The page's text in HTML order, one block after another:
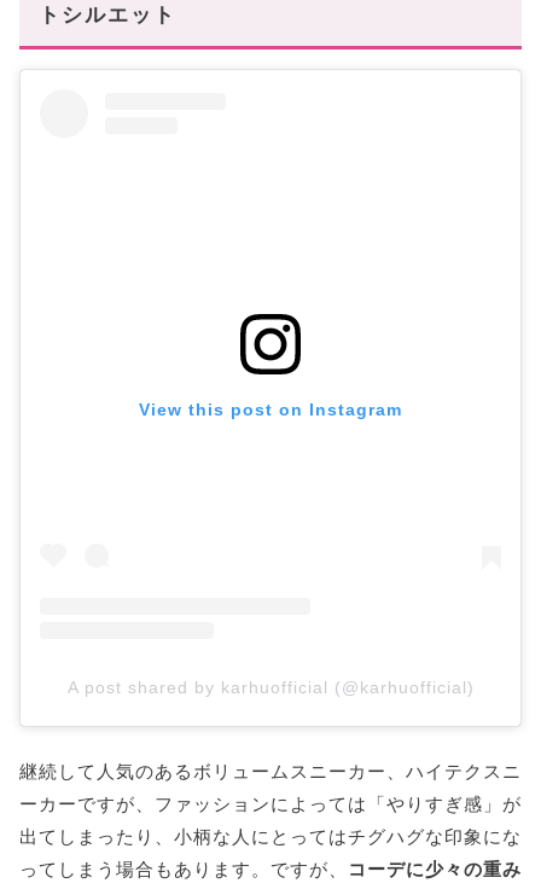
トシルエット
View this post on Instagram
A post shared by karhuofficial (@karhuofficial)
継続して人気のあるボリュームスニーカー、ハイテクスニ
ーカーですが、ファッションによっては「やりすぎ感」が
出てしまったり、小柄な人にとってはチグハグな印象にな
ってしまう場合もあります。ですが、
コーデに少々の重み